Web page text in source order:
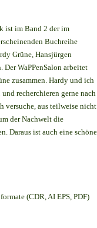
ist im Band 2 der im
Buchreihe
Grüne, Hansjürgen
WaPPenSalon arbeitet
zusammen. Hardy und ich
recherchieren gerne nach
versuche, aus teilweise nicht
der Nachwelt die
Daraus ist auch eine schöne
(CDR, AI EPS, PDF)